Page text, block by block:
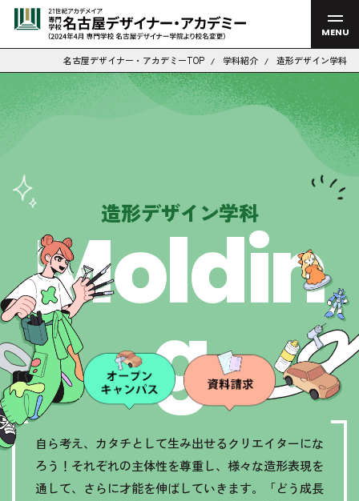
MENU
名古屋デザイナー・アカデミーTOP 学科紹介 造形デザイン学科
造形デザイン学科
Moldin
G
自ら考え、カタチとして生み出せるクリエイターにな
ろう！ それぞれの主体性を尊重し、様々な造形表現を
通して、 さらに才能を伸ばしていきます。
「どう成長